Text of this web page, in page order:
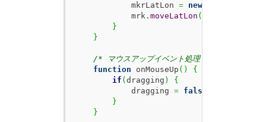
            mkrLatLon
= new
            mrk.
moveLatLon (
}
}
/* マウスアップイベント処理 */
function onMouseUp ( )
{
if ( dragging )
{
            dragging
= false
}
}